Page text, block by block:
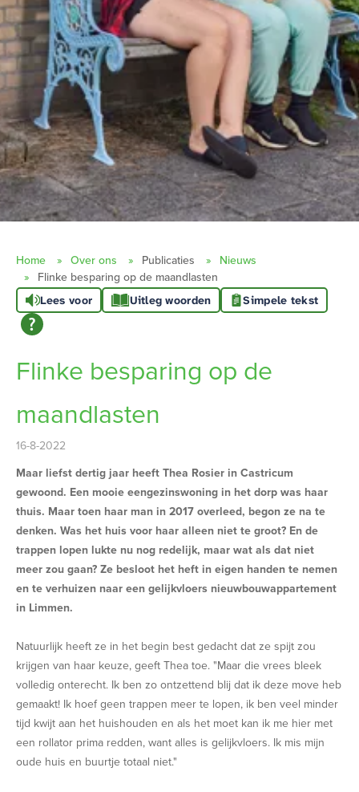
Home Over ons Publicaties
Nieuws
Flinke besparing op de maandlasten
Lees voor Uitleg woorden Simpele tekst
Flinke besparing op de
maandlasten
16-8-2022
Maar liefst dertig jaar heeft Thea Rosier in Castricum
gewoond. Een mooie eengezinswoning in het dorp was haar
thuis. Maar toen haar man in 2017 overleed, begon ze na te
denken. Was het huis voor haar alleen niet te groot? En de
trappen lopen lukte nu nog redelijk, maar wat als dat niet
meer zou gaan? Ze besloot het heft in eigen handen te nemen
en te verhuizen naar een gelijkvloers nieuwbouwappartement
in Limmen.
Natuurlijk heeft ze in het begin best gedacht dat ze spijt zou
krijgen van haar keuze, geeft Thea toe. "Maar die vrees bleek
volledig onterecht. Ik ben zo ontzettend blij dat ik deze move heb
gemaakt! Ik hoef geen trappen meer te lopen, ik ben veel minder
tijd kwijt aan het huishouden en als het moet kan ik me hier met
een rollator prima redden, want alles is gelijkvloers. Ik mis mijn
oude huis en buurtje totaal niet."